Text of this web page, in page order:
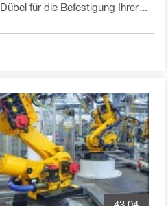
für die Befestigung Ihrer
beachten gilt und geben Ihnen
in die Bemessungssoftware